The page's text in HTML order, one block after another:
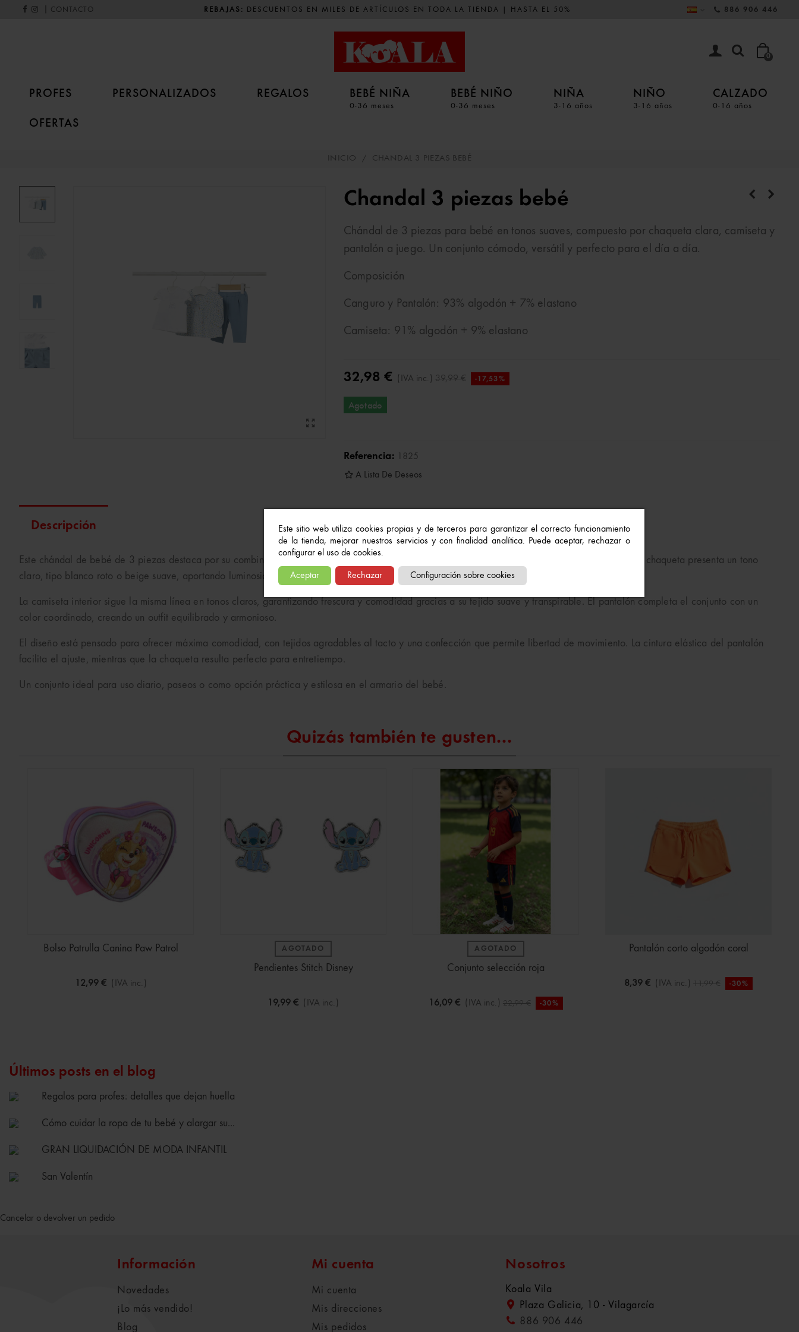
Este sitio web utiliza cookies propias y de terceros para garantizar el correcto funcionamiento
de la tienda, mejorar nuestros servicios y con finalidad analítica. Puede aceptar, rechazar o
configurar el uso de cookies.
Aceptar Rechazar Configuración sobre cookies
CONTACTO REBAJAS: DESCUENTOS EN MILES DE ARTÍCULOS EN TODA LA TIENDA | HASTA EL 50% 886 906 446
0
PROFES PERSONALIZADOS REGALOS BEBÉ NIÑA
0-36 meses
BEBÉ NIÑO
0-36 meses
NIÑA
3-16 años
NIÑO
3-16 años
CALZADO
0-16 años
OFERTAS
INICIO / CHANDAL 3 PIEZAS BEBÉ
Chandal 3 piezas bebé
Chándal de 3 piezas para bebé en tonos suaves, compuesto por chaqueta clara, camiseta y
pantalón a juego. Un conjunto cómodo, versátil y perfecto para el día a día.
Composición
Canguro y Pantalón: 93% algodón + 7% elastano
Camiseta: 91% algodón + 9% elastano
32,98 € (IVA inc.) 39,99 € -17,53%
Agotado
Referencia: 1825
A Lista De Deseos
Descripción
Este chándal de bebé de 3 piezas destaca por su combinación de colores neutros y delicados, ideal para un look moderno y fácil de combinar. La chaqueta presenta un tono
claro, tipo blanco roto o beige suave, aportando luminosidad y un estilo limpio.
La camiseta interior sigue la misma línea en tonos claros, garantizando frescura y comodidad gracias a su tejido suave y transpirable. El pantalón completa el conjunto con un
color coordinado, creando un outfit equilibrado y armonioso.
El diseño está pensado para ofrecer máxima comodidad, con tejidos agradables al tacto y una confección que permite libertad de movimiento. La cintura elástica del pantalón
facilita el ajuste, mientras que la chaqueta resulta perfecta para entretiempo.
Un conjunto ideal para uso diario, paseos o como opción práctica y estilosa en el armario del bebé.
Quizás también te gusten...
Bolso Patrulla Canina Paw Patrol
12,99 € (IVA inc.)
AGOTADO
Pendientes Stitch Disney
19,99 € (IVA inc.)
AGOTADO
Conjunto selección roja
16,09 € (IVA inc.) 22,99 € -30%
Pantalón corto algodón coral
8,39 € (IVA inc.) 11,99 € -30%
Últimos posts en el blog
Regalos para profes: detalles que dejan huella
Cómo cuidar la ropa de tu bebé y alargar su...
GRAN LIQUIDACIÓN DE MODA INFANTIL
San Valentín
Cancelar o devolver un pedido
Información
Novedades
¡Lo más vendido!
Blog
Mi cuenta
Mi cuenta
Mis direcciones
Mis pedidos
Nosotros
Koala Vila
Plaza Galicia, 10 - Vilagarcía
886 906 446